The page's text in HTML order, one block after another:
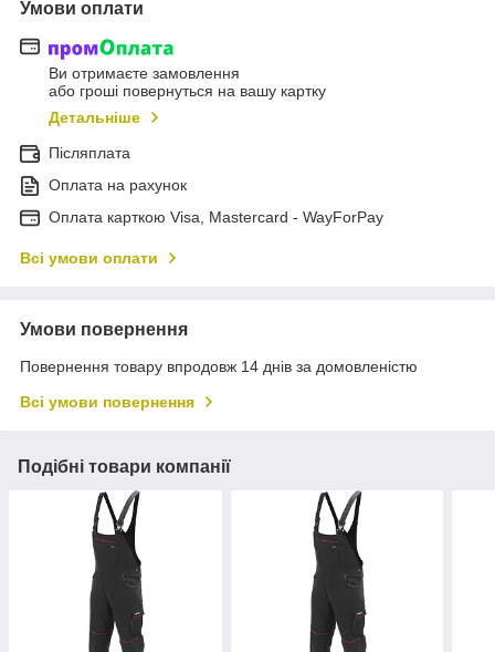
Умови оплати
Ви отримаєте замовлення
або гроші повернуться на вашу картку
Детальніше
Післяплата
Оплата на рахунок
Оплата карткою Visa, Mastercard - WayForPay
Всі умови оплати
Умови повернення
Повернення товару впродовж 14 днів за домовленістю
Всі умови повернення
Подібні товари компанії